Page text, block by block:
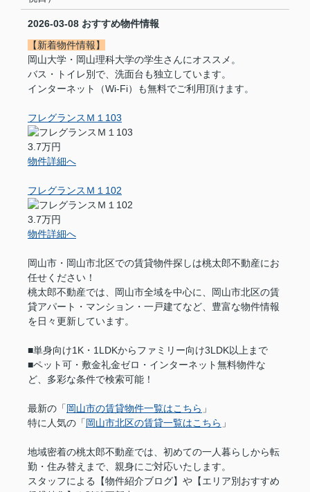
2026-03-08 おすすめ物件情報
【新着物件情報】
岡山大学・岡山理科大学の学生さんにオススメ。
バス・トイレ別で、洗面台も独立しています。
インターネット（Wi-Fi）も無料でご利用頂けます。
フレグランスＭ１103
3.7万円
物件詳細へ
フレグランスＭ１102
3.7万円
物件詳細へ
岡山市・岡山市北区での賃貸物件探しは桃太郎不動産にお
任せください！
桃太郎不動産では、岡山市全域を中心に、岡山市北区の賃
貸アパート・マンション・一戸建てなど、豊富な物件情報
を日々更新しています。
■単身向け1K・1LDKからファミリー向け3LDK以上まで
■ペット可・敷金礼金ゼロ・インターネット無料物件な
ど、多彩な条件で検索可能！
最新の「 岡山市の賃貸物件一覧はこちら 」
特に人気の「 岡山市北区の賃貸一覧はこちら 」
地域密着の桃太郎不動産では、初めての一人暮らしから転
勤・住み替えまで、親身にご対応いたします。
スタッフによる【物件紹介ブログ】や【エリア別おすすめ